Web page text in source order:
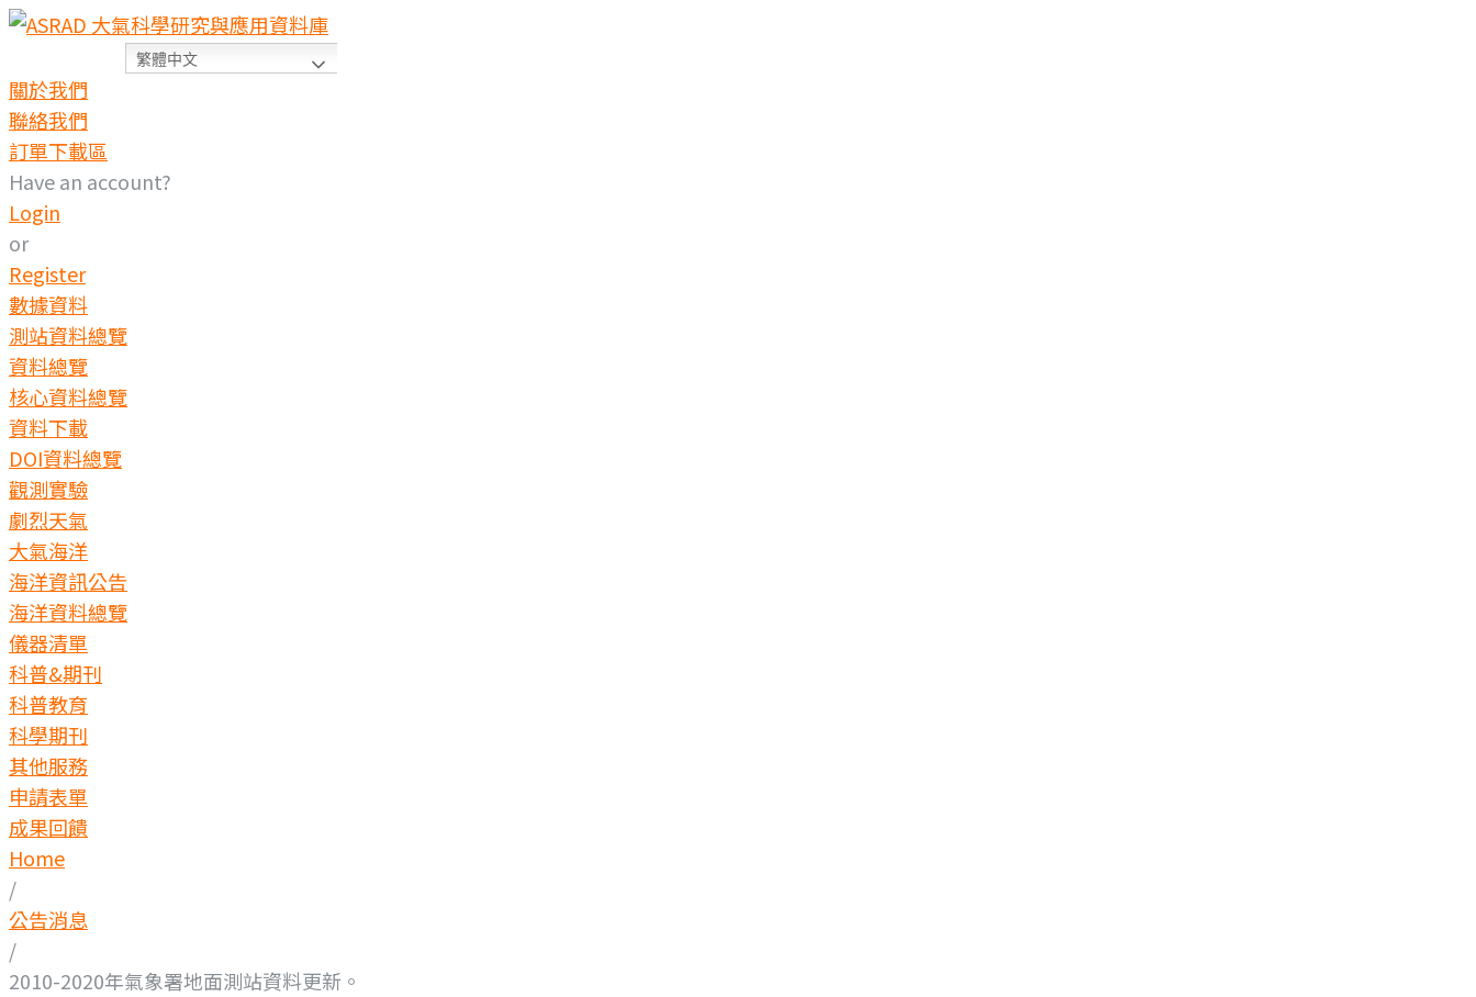
繁體中文
關於我們
聯絡我們
訂單下載區
Have an account?
Login
or
Register
數據資料
測站資料總覽
資料總覽
核心資料總覽
資料下載
DOI資料總覽
觀測實驗
劇烈天氣
大氣海洋
海洋資訊公告
海洋資料總覽
儀器清單
科普&期刊
科普教育
科學期刊
其他服務
申請表單
成果回饋
Home
/
公告消息
/
2010-2020年氣象署地面測站資料更新。